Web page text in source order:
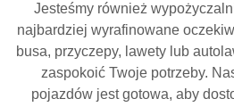
Jesteśmy również
najbardziej wyrafinowane
busa, przyczepy, lawety lub
zaspokoić Twoje potrzeby.
pojazdów jest gotowa, aby